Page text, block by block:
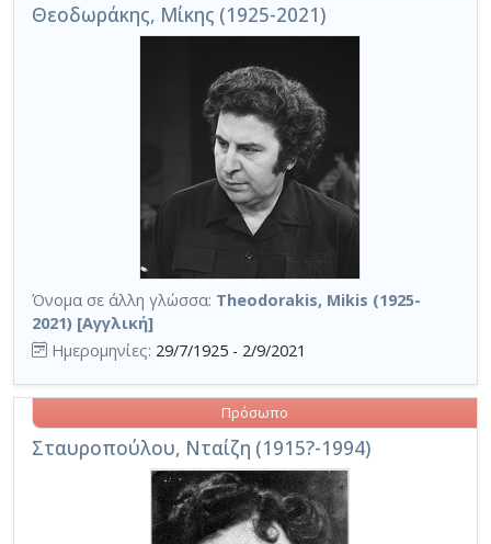
Θεοδωράκης, Μίκης (1925-2021)
Όνομα σε άλλη γλώσσα: Theodorakis, Mikis (1925-
2021) [Αγγλική]
Ημερομηνίες: 29/7/1925 - 2/9/2021
Σταυροπούλου, Νταίζη (1915?-1994)
Πρόσωπο